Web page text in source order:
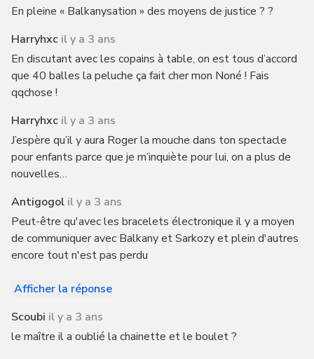
En pleine « Balkanysation » des moyens de justice ? ?
Harryhxc il y a 3 ans
En discutant avec les copains à table, on est tous d’accord
que 40 balles la peluche ça fait cher mon Noné ! Fais
qqchose !
Harryhxc il y a 3 ans
J’espère qu’il y aura Roger la mouche dans ton spectacle
pour enfants parce que je m’inquiète pour lui, on a plus de
nouvelles…
Antigogol il y a 3 ans
Peut-être qu'avec les bracelets électronique il y a moyen
de communiquer avec Balkany et Sarkozy et plein d'autres
encore tout n'est pas perdu
Afficher la réponse
Scoubi il y a 3 ans
le maître il a oublié la chainette et le boulet ?